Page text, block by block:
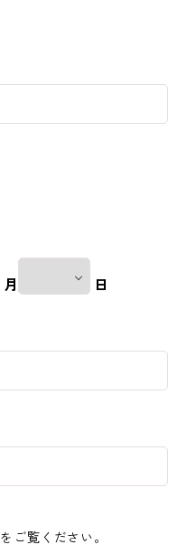
月 日
をご覧ください。